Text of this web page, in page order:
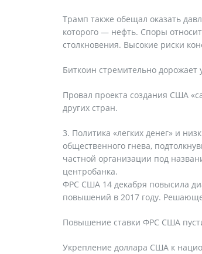
Трамп также обещал оказать
которого — нефть. Споры
столкновения. Высокие риски
Биткоин стремительно дорожает
Провал проекта создания США
других стран.
Политика «легких денег» и
общественного гнева,
частной организации под
центробанка.
ФРС США 14 декабря повысила
повышений в 2017 году.
Повышение ставки ФРС США
Укрепление доллара США к